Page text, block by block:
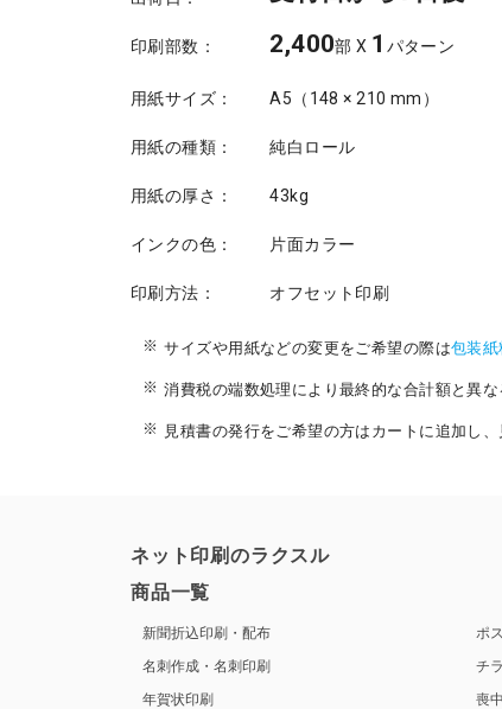
印刷部数： 2,400部 X 1 パターン
用紙サイズ： A5（148 × 210 mm）
用紙の種類： 純白ロール
用紙の厚さ： 43kg
インクの色： 片面カラー
印刷方法： オフセット印刷
サイズや用紙などの変更をご希望の際は包装紙
消費税の端数処理により最終的な合計額と異な
見積書の発行をご希望の方はカートに追加し
ネット印刷のラクスル
商品一覧
新聞折込印刷・配布
名刺作成・名刺印刷
年賀状印刷
ポ
チ
喪